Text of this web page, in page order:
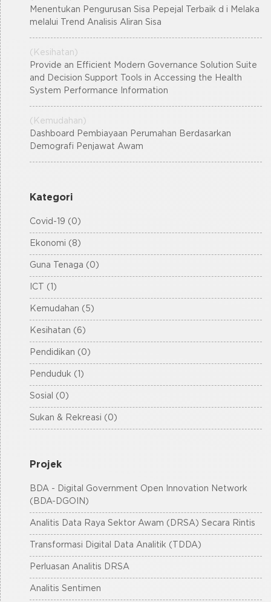
Menentukan Pengurusan Sisa Pepejal Terbaik d i Melaka
melalui Trend Analisis Aliran Sisa
(Kesihatan)
Provide an Efficient Modern Governance Solution Suite
and Decision Support Tools in Accessing the Health
System Performance Information
(Kemudahan)
Dashboard Pembiayaan Perumahan Berdasarkan
Demografi Penjawat Awam
Kategori
Covid-19 (0)
Ekonomi (8)
Guna Tenaga (0)
ICT (1)
Kemudahan (5)
Kesihatan (6)
Pendidikan (0)
Penduduk (1)
Sosial (0)
Sukan & Rekreasi (0)
Projek
BDA - Digital Government Open Innovation Network
(BDA-DGOIN)
Analitis Data Raya Sektor Awam (DRSA) Secara Rintis
Transformasi Digital Data Analitik (TDDA)
Perluasan Analitis DRSA
Analitis Sentimen